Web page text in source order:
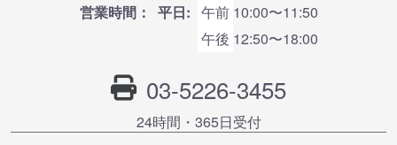
営業時間： 平日: 午前 10:00〜11:50
午後 12:50〜18:00
03-5226-3455
24時間・365⽇受付